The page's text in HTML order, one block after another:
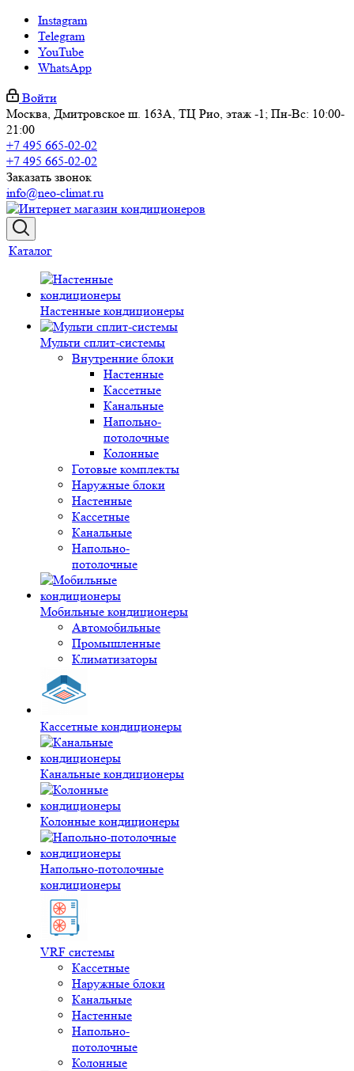
Instagram
Telegram
YouTube
WhatsApp
Войти
Москва, Дмитровское ш. 163А, ТЦ Рио, этаж -1; Пн-Вс: 10:00-
21:00
+7 495 665-02-02
+7 495 665-02-02
Заказать звонок
info@neo-climat.ru
Каталог
Настенные кондиционеры
Мульти сплит-системы
Внутренние блоки
Настенные
Кассетные
Канальные
Напольно-
потолочные
Колонные
Готовые комплекты
Наружные блоки
Настенные
Кассетные
Канальные
Напольно-
потолочные
Мобильные кондиционеры
Автомобильные
Промышленные
Климатизаторы
Кассетные кондиционеры
Канальные кондиционеры
Колонные кондиционеры
Напольно-потолочные
кондиционеры
VRF системы
Кассетные
Наружные блоки
Канальные
Настенные
Напольно-
потолочные
Колонные